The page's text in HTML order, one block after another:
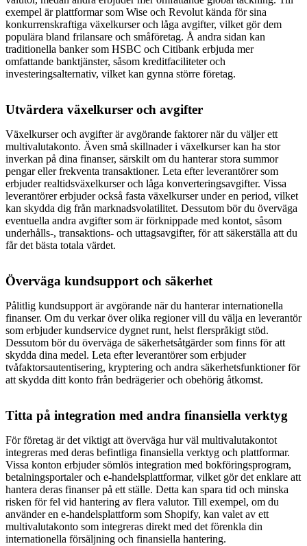
exempel är plattformar som Wise och Revolut kända för sina
konkurrenskraftiga växelkurser och låga avgifter, vilket gör dem
populära bland frilansare och småföretag. Å andra sidan kan
traditionella banker som HSBC och Citibank erbjuda mer
omfattande banktjänster, såsom kreditfaciliteter och
investeringsalternativ, vilket kan gynna större företag.
Utvärdera växelkurser och avgifter
Växelkurser och avgifter är avgörande faktorer när du väljer ett
multivalutakonto. Även små skillnader i växelkurser kan ha stor
inverkan på dina finanser, särskilt om du hanterar stora summor
pengar eller frekventa transaktioner. Leta efter leverantörer som
erbjuder realtidsväxelkurser och låga konverteringsavgifter. Vissa
leverantörer erbjuder också fasta växelkurser under en period, vilket
kan skydda dig från marknadsvolatilitet. Dessutom bör du överväga
eventuella andra avgifter som är förknippade med kontot, såsom
underhålls-, transaktions- och uttagsavgifter, för att säkerställa att du
får det bästa totala värdet.
Överväga kundsupport och säkerhet
Pålitlig kundsupport är avgörande när du hanterar internationella
finanser. Om du verkar över olika regioner vill du välja en leverantör
som erbjuder kundservice dygnet runt, helst flerspråkigt stöd.
Dessutom bör du överväga de säkerhetsåtgärder som finns för att
skydda dina medel. Leta efter leverantörer som erbjuder
tvåfaktorsautentisering, kryptering och andra säkerhetsfunktioner för
att skydda ditt konto från bedrägerier och obehörig åtkomst.
Titta på integration med andra finansiella verktyg
För företag är det viktigt att överväga hur väl multivalutakontot
integreras med deras befintliga finansiella verktyg och plattformar.
Vissa konton erbjuder sömlös integration med bokföringsprogram,
betalningsportaler och e-handelsplattformar, vilket gör det enklare att
hantera deras finanser på ett ställe. Detta kan spara tid och minska
risken för fel vid hantering av flera valutor. Till exempel, om du
använder en e-handelsplattform som Shopify, kan valet av ett
multivalutakonto som integreras direkt med det förenkla din
internationella försäljning och finansiella hantering.